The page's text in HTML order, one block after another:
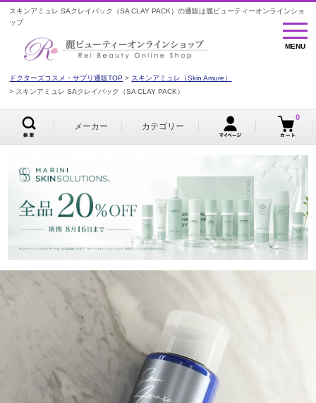
スキンアミュレ SAクレイパック（SA CLAY PACK）の通販は麗ビューティーオンラインショ
ップ
MENU
MENU
ドクターズコスメ・サプリ通販TOP
スキンアミュレ（Skin Amure）
スキンアミュレ SAクレイパック（SA CLAY PACK）
メーカー カテゴリー
0